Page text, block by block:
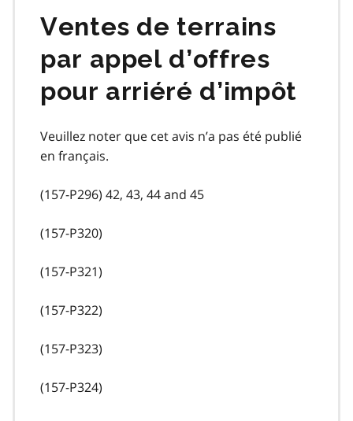
Ventes de terrains
par appel d’offres
pour arriéré d’impôt
Veuillez noter que cet avis n’a pas été publié
en français.
(157-P296) 42, 43, 44 and 45
(157-P320)
(157-P321)
(157-P322)
(157-P323)
(157-P324)